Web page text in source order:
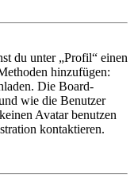
du unter „Profil“ einen
hinzufügen:
Die Board-
wie die Benutzer
Avatar benutzen
kontaktieren.